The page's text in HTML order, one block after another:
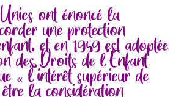
ont énoncé la
une protection
et en 1959 est adoptée
des Droits de l’Enfant
« l’intérêt supérieur de
la considération